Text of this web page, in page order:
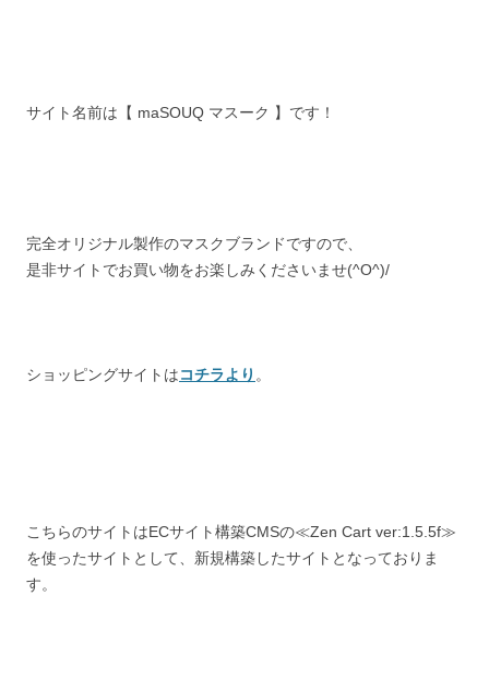
サイト名前は【 maSOUQ マスーク 】です！
完全オリジナル製作のマスクブランドですので、
是非サイトでお買い物をお楽しみくださいませ(^O^)/
ショッピングサイトはコチラより 。
こちらのサイトはECサイト構築CMSの≪Zen Cart ver:1.5.5f≫
を使ったサイトとして、新規構築したサイトとなっておりま
す。